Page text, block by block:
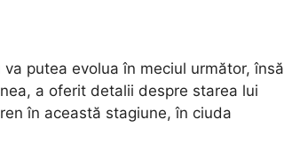
putea evolua în meciul următor, însă
a oferit detalii despre starea lui
în această stagiune, în ciuda